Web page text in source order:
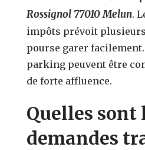
Rossignol 77010 Melun.
impôts prévoit
pourse garer facilement.
parking peuvent être
de forte affluence.
Quelles sont
demandes